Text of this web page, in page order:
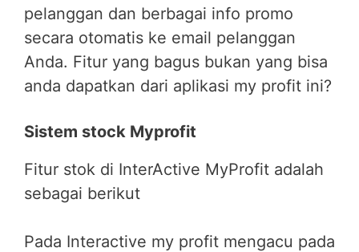
pelanggan dan berbagai info promo
secara otomatis ke email pelanggan
Anda. Fitur yang bagus bukan yang bisa
anda dapatkan dari aplikasi my profit ini?
Sistem stock Myprofit
Fitur stok di InterActive MyProfit adalah
sebagai berikut
Pada Interactive my profit mengacu pada